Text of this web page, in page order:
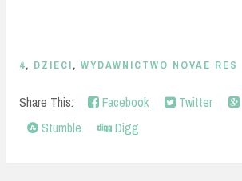
4, DZIECI, WYDAWNICTWO NOVAE RES
Share This: Facebook Twitter
Stumble
Digg